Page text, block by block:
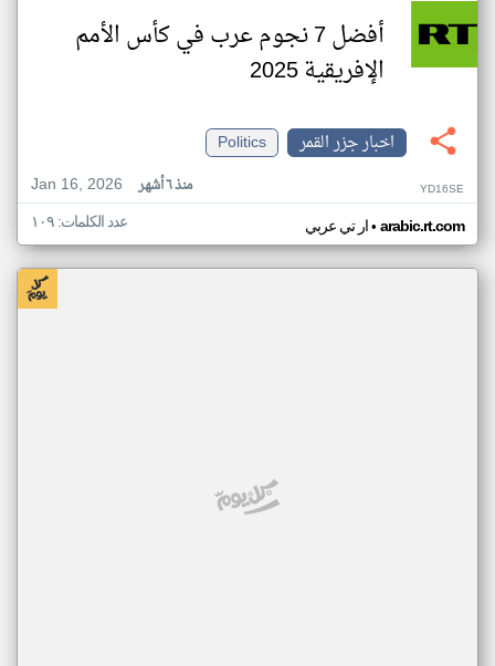
أفضل 7 نجوم عرب في كأس الأمم
الإفريقية 2025
اخبار جزر القمر
Politics
Jan 16, 2026
منذ ٦ أشهر YD16SE
ار تي عربي• arabic.rt.com عدد الكلمات: ١٠٩